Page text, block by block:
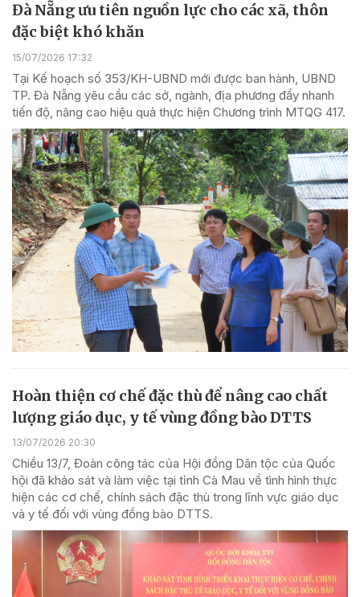
Đà Nẵng ưu tiên nguồn lực cho các xã, thôn
đặc biệt khó khăn
15/07/2026 17:32
Tại Kế hoạch số 353/KH-UBND mới được ban hành, UBND
TP. Đà Nẵng yêu cầu các sở, ngành, địa phương đẩy nhanh
tiến độ, nâng cao hiệu quả thực hiện Chương trình MTQG 417.
Hoàn thiện cơ chế đặc thù để nâng cao chất
lượng giáo dục, y tế vùng đồng bào DTTS
13/07/2026 20:30
Chiều 13/7, Đoàn công tác của Hội đồng Dân tộc của Quốc
hội đã khảo sát và làm việc tại tỉnh Cà Mau về tình hình thực
hiện các cơ chế, chính sách đặc thù trong lĩnh vực giáo dục
và y tế đối với vùng đồng bào DTTS.